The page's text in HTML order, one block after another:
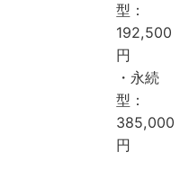
型：
192,500
円
・永続
型：
385,000
円